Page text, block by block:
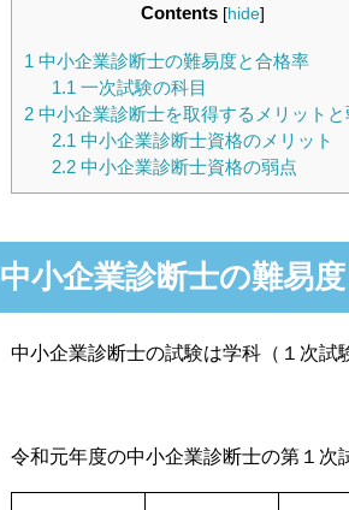
Contents [hide]
1 中小企業診断士の難易度と合格率
1.1 一次試験の科目
2 中小企業診断士を取得するメリット
2.1 中小企業診断士資格のメリット
2.2中小企業診断士資格の弱点
中小企業診断士の難易
中小企業診断士の試験は学科（１次
令和元年度の中小企業診断士の第１次